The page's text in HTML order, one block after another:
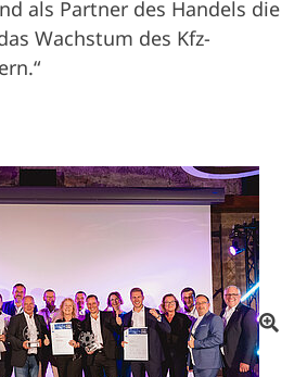
als Partner des Handels die
Wachstum des Kfz-